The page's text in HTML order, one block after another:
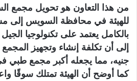
من هذا التعاون هو تحويل مجمع
للهيئة في محافظة السويس
جنيه، مما يجعله أكبر مجمع
كما أوضح أن الهيئة تمتلك سوقًا